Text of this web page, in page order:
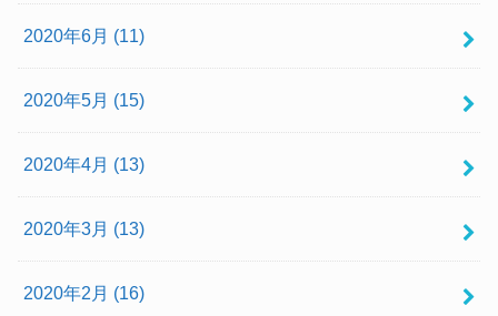
2020年6月 (11)
2020年5月 (15)
2020年4月 (13)
2020年3月 (13)
2020年2月 (16)